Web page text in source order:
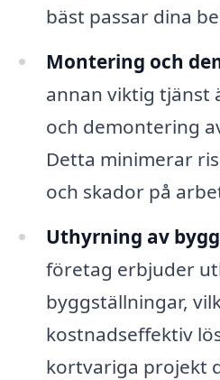
bäst passar dina
Montering och
annan viktig tjänst
och demontering
Detta minimerar
och skador på
Uthyrning av
företag erbjuder
byggställningar,
kostnadseffektiv
kortvariga projekt